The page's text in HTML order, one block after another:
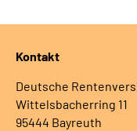
Kontakt
Deutsche
Wittelsbacherring 11
95444 Bayreuth